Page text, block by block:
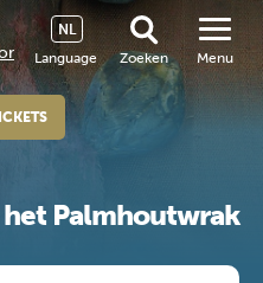
Language
NL
Zoeken
Menu
Palmhoutwrak